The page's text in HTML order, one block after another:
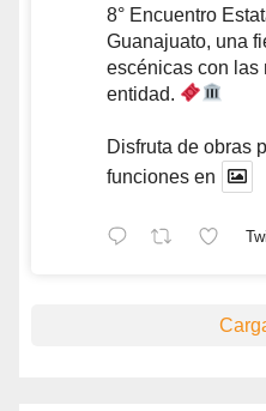
8° Encuentro
Guanajuato, una
escénicas con las
entidad.
Disfruta de obras
funciones en